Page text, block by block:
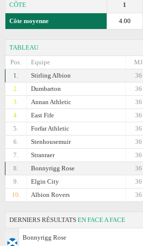
CÔTE 1
Côte moyenne 4.00
TABLEAU
Pos.
Equipe
MJ
1.
Stirling Albion
36
2.
Dumbarton
36
3.
Annan Athletic
36
4.
East Fife
36
5.
Forfar Athletic
36
6.
Stenhousemuir
36
7.
Stranraer
36
8.
Bonnyrigg Rose
36
9.
Elgin City
36
10.
Albion Rovers 36
DERNIERS RÉSULTATS EN FACE A FACE
Bonnyrigg Rose